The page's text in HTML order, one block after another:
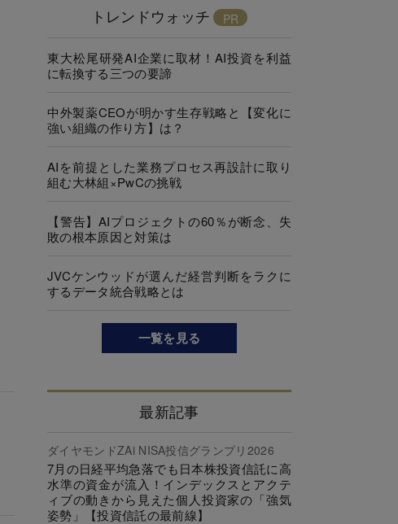
トレンドウォッチ
東大松尾研発AI企業に取材！AI投資を利益
に転換する三つの要諦
中外製薬CEOが明かす生存戦略と【変化に
強い組織の作り方】は？
AIを前提とした業務プロセス再設計に取り
組む大林組×PwCの挑戦
【警告】AIプロジェクトの60％が断念、失
敗の根本原因と対策は
JVCケンウッドが選んだ経営判断をラクに
するデータ統合戦略とは
一覧を見る
最新記事
ダイヤモンドZAi NISA投信グランプリ2026
7月の日経平均急落でも日本株投資信託に高
水準の資金が流入！インデックスとアクテ
ィブの動きから見えた個人投資家の「強気
姿勢」【投資信託の最前線】